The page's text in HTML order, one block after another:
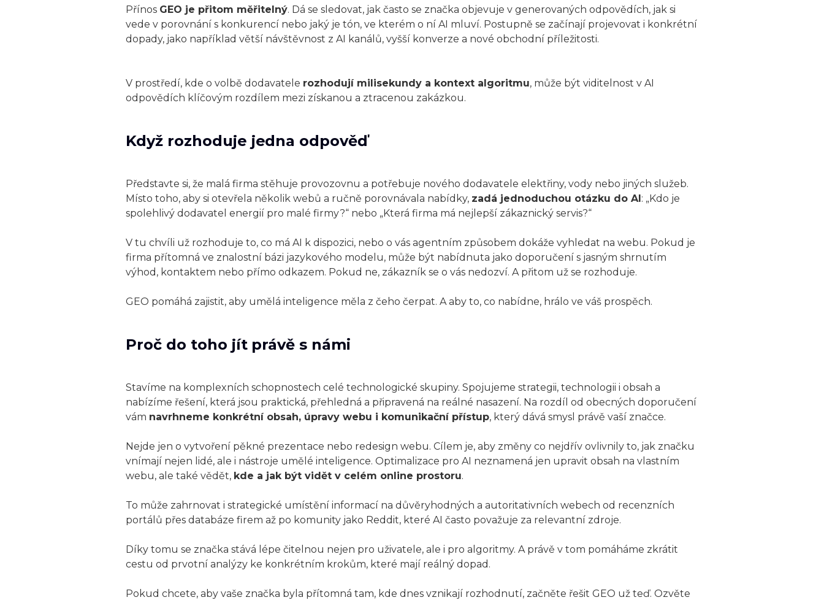
Přínos GEO je přitom měřitelný. Dá se sledovat, jak často se značka objevuje v generovaných odpovědích, jak si
vede v porovnání s konkurencí nebo jaký je tón, ve kterém o ní AI mluví. Postupně se začínají projevovat i konkrétní
dopady, jako například větší návštěvnost z AI kanálů, vyšší konverze a nové obchodní příležitosti.
V prostředí, kde o volbě dodavatele rozhodují milisekundy a kontext algoritmu, může být viditelnost v AI
odpovědích klíčovým rozdílem mezi získanou a ztracenou zakázkou.
Když rozhoduje jedna odpověď
Představte si, že malá firma stěhuje provozovnu a potřebuje nového dodavatele elektřiny, vody nebo jiných služeb.
Místo toho, aby si otevřela několik webů a ručně porovnávala nabídky, zadá jednoduchou otázku do AI: „Kdo je
spolehlivý dodavatel energií pro malé firmy?“ nebo „Která firma má nejlepší zákaznický servis?“
V tu chvíli už rozhoduje to, co má AI k dispozici, nebo o vás agentním způsobem dokáže vyhledat na webu. Pokud je
firma přítomná ve znalostní bázi jazykového modelu, může být nabídnuta jako doporučení s jasným shrnutím
výhod, kontaktem nebo přímo odkazem. Pokud ne, zákazník se o vás nedozví. A přitom už se rozhoduje.
GEO pomáhá zajistit, aby umělá inteligence měla z čeho čerpat. A aby to, co nabídne, hrálo ve váš prospěch.
Proč do toho jít právě s námi
Stavíme na komplexních schopnostech celé technologické skupiny. Spojujeme strategii, technologii i obsah a
nabízíme řešení, která jsou praktická, přehledná a připravená na reálné nasazení. Na rozdíl od obecných doporučení
vám navrhneme konkrétní obsah, úpravy webu i komunikační přístup, který dává smysl právě vaší značce.
Nejde jen o vytvoření pěkné prezentace nebo redesign webu. Cílem je, aby změny co nejdřív ovlivnily to, jak značku
vnímají nejen lidé, ale i nástroje umělé inteligence. Optimalizace pro AI neznamená jen upravit obsah na vlastním
webu, ale také vědět, kde a jak být vidět v celém online prostoru.
To může zahrnovat i strategické umístění informací na důvěryhodných a autoritativních webech od recenzních
portálů přes databáze firem až po komunity jako Reddit, které AI často považuje za relevantní zdroje.
Díky tomu se značka stává lépe čitelnou nejen pro uživatele, ale i pro algoritmy. A právě v tom pomáháme zkrátit
cestu od prvotní analýzy ke konkrétním krokům, které mají reálný dopad.
Pokud chcete, aby vaše značka byla přítomná tam, kde dnes vznikají rozhodnutí, začněte řešit GEO už teď. Ozvěte